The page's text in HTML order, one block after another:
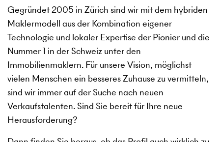
Gegründet 2005 in Zürich sind wir mit dem hybriden
Maklermodell aus der Kombination eigener
Technologie und lokaler Expertise der Pionier und die
Nummer 1 in der Schweiz unter den
Immobilienmaklern. Für unsere Vision, möglichst
vielen Menschen ein besseres Zuhause zu vermitteln,
sind wir immer auf der Suche nach neuen
Verkaufstalenten. Sind Sie bereit für Ihre neue
Herausforderung?